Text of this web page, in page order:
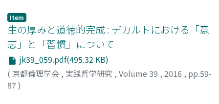
Item
生の厚みと道徳的完成 : デカルトにおける「意
志」と「習慣」について
jk39_059.pdf(495.32 KB)
( 京都倫理学会 , 実践哲学研究 , Volume 39 , 2016 , pp.59-
87 )